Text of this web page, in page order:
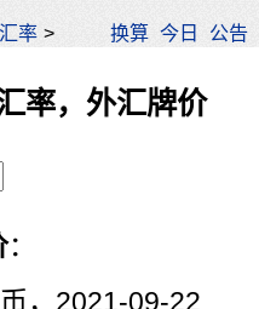
率 > 换算 今日 公告
率，外汇牌价
：
，2021-09-22